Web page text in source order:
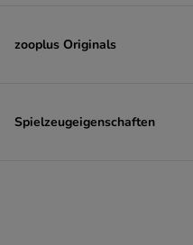
zooplus Originals
Spielzeugeigenschaften